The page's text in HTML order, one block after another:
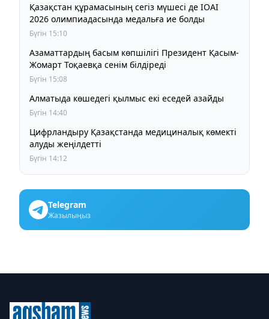
Қазақстан құрамасының сегіз мүшесі де IOAI
2026 олимпиадасында медальға ие болды
Бүгін 15:10
Азаматтардың басым көпшілігі Президент Қасым-
Жомарт Тоқаевқа сенім білдіреді
Бүгін 15:08
Алматыда көшедегі қылмыс екі еседей азайды
Бүгін 14:40
Цифрландыру Қазақстанда медициналық көмекті
алуды жеңілдетті
Бүгін 14:12
Telegram
Жазылыңыз